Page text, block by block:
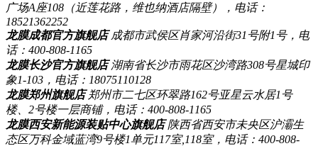
广场A座108（近莲花路，维也纳酒店隔壁），电话：
18521362252
龙膜成都官方旗舰店成都市武侯区肖家河沿街31号附1号，电
话：400-808-1165
龙膜长沙官方旗舰店湖南省长沙市雨花区沙湾路308号星城印
象1-103，电话：18075110128
龙膜郑州旗舰店郑州市二七区环翠路162号亚星云水居1号
楼、2号楼一层商铺，电话：400-808-1165
龙膜西安新能源装贴中心旗舰店陕西省西安市未央区沪灞生
态区万科金域蓝湾9号楼1单元117室,118室，电话：400-808-